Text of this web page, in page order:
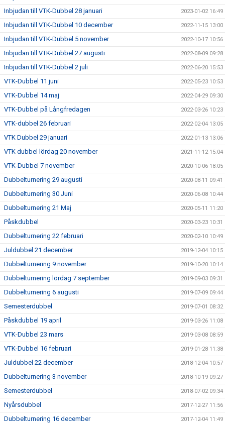
Inbjudan till VTK-Dubbel 28 januari 2023-01-02 16:49
Inbjudan till VTK-Dubbel 10 december 2022-11-15 13:00
Inbjudan till VTK-Dubbel 5 november 2022-10-17 10:56
Inbjudan till VTK-Dubbel 27 augusti 2022-08-09 09:28
Inbjudan till VTK-Dubbel 2 juli 2022-06-20 15:53
VTK-Dubbel 11 juni 2022-05-23 10:53
VTK-Dubbel 14 maj 2022-04-29 09:30
VTK-Dubbel på Långfredagen 2022-03-26 10:23
VTK-dubbel 26 februari 2022-02-04 13:05
VTK Dubbel 29 januari 2022-01-13 13:06
VTK dubbel lördag 20 november 2021-11-12 15:04
VTK-Dubbel 7 november 2020-10-06 18:05
Dubbelturnering 29 augusti 2020-08-11 09:41
Dubbelturnering 30 Juni 2020-06-08 10:44
Dubbelturnering 21 Maj 2020-05-11 11:20
Påskdubbel 2020-03-23 10:31
Dubbelturnering 22 februari 2020-02-10 10:49
Juldubbel 21 december 2019-12-04 10:15
Dubbelturnering 9 november 2019-10-20 10:14
Dubbelturnering lördag 7 september 2019-09-03 09:31
Dubbelturnering 6 augusti 2019-07-09 09:44
Semesterdubbel 2019-07-01 08:32
Påskdubbel 19 april 2019-03-26 11:08
VTK-Dubbel 23 mars 2019-03-08 08:59
VTK-Dubbel 16 februari 2019-01-28 11:38
Juldubbel 22 december 2018-12-04 10:57
Dubbelturnering 3 november 2018-10-19 09:27
Semesterdubbel 2018-07-02 09:34
Nyårsdubbel 2017-12-27 11:56
Dubbelturnering 16 december 2017-12-04 11:49